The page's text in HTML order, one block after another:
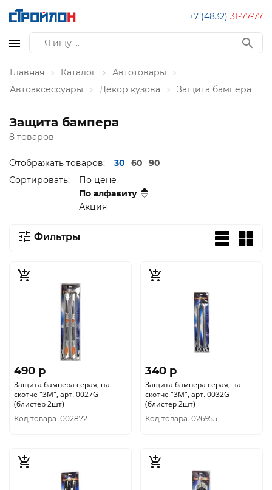
+7 (4832) 31-77-77
Главная Каталог
Автотовары
Автоаксессуары
Декор кузова Защита бампера
Защита бампера
8 товаров
Отображать товаров: 30 60
90
Сортировать:
По цене
По алфавиту
Акция
Фильтры
490 p
Защита бампера серая, на
скотче "3М", арт. 0027G
(блистер 2шт)
Код товара: 002872
340 p
Защита бампера серая, на
скотче "3М", арт. 0032G
(блистер 2шт)
Код товара: 026955